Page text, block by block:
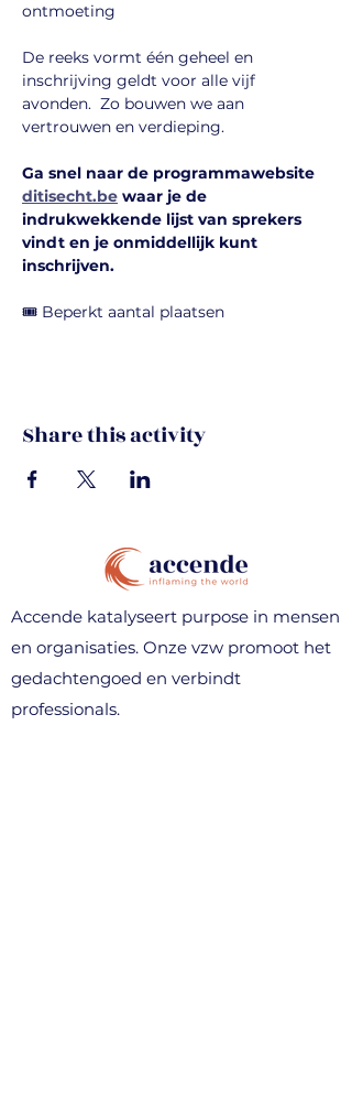
ontmoeting
De reeks vormt één geheel en
inschrijving geldt voor alle vijf
avonden.  Zo bouwen we aan
vertrouwen en verdieping.
Ga snel naar de programmawebsite
ditisecht.be waar je de
indrukwekkende lijst van sprekers
vindt en je onmiddellijk kunt
inschrijven.
🎟️ Beperkt aantal plaatsen
Share this activity
Accende katalyseert purpose in mensen
en organisaties. Onze vzw promoot het
gedachtengoed en verbindt
professionals.